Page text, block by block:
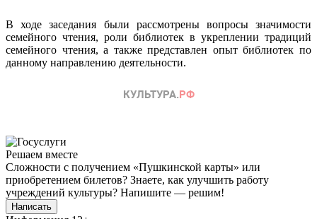
В ходе заседания были рассмотрены вопросы значимости
семейного чтения, роли библиотек в укреплении традиций
семейного чтения, а также представлен опыт библиотек по
данному направлению деятельности.
Решаем вместе
Сложности с получением «Пушкинской карты» или
приобретением билетов? Знаете, как улучшить работу
учреждений культуры? Напишите — решим!
Написать